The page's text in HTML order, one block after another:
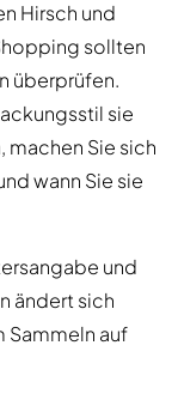
Hirsch und
sollten
überprüfen.
sie
machen Sie sich
wann Sie sie
und
ändert sich
Sammeln auf